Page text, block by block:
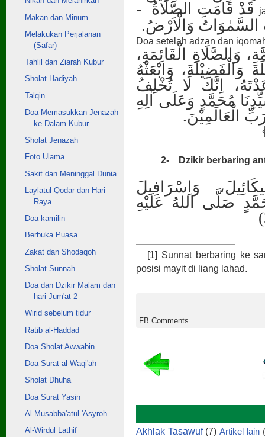
Makan dan Minum
Melakukan Perjalanan
(Safar)
Tahlil dan Ziarah Kubur
Sholat Hadiyah
Talqin
Doa Memasukkan Jenazah
ke Dalam Kubur
Sholat Jenazah
Foto Ulama
Sakit dan Meninggal Dunia
Laylatul Qodar dan Hari
Raya
Doa kamilin
Berbuka Puasa
Zakat dan Shodaqoh
Sholat Sunnah
Doa dan Dzikir Malam dan
hari Jum'at 2
Wirid sebelum tidur
Ratib al-Haddad
Doa Sholat Awwabin
Doa Surat al-Waqi'ah
Sholat Dhuha
Doa Surat Yasin
Al-Musabba'atul 'Asyroh
Al-Wirdul Lathif
- قَدْ قَامَتِ الصَّلَاةُ
السَّمٰوَاتُ وَالْاَرْضُ.
Doa setelah adzan dan
وَالصَّلَاةِ الْقَائِمَةِ،
وَابْعَثْهُ
اِنَّكَ لَا تُخْلِفُ
مُحَمَّدٍ وَعَلَى اٰلِهِ
الْعَالَمِيْنَ.
2- Dzikir berbaring
وَاِسْرَافِيلَ
صَلَّى اللهُ عَلَيْهِ
[1]Sunnat berbaring ke
posisi mayit di liang lahad.
FB Comments
Akhlak Tasawuf (7) Artikel lain